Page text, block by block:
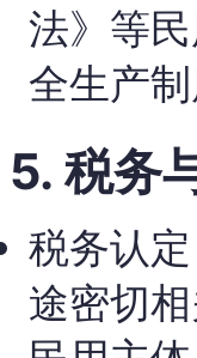
法》等
全生产
5. 税务
税务认
途密切